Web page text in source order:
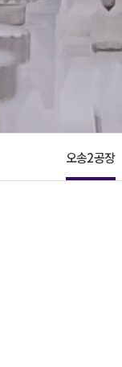
오송2공장